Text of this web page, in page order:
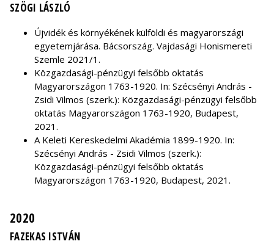
SZÖGI LÁSZLÓ
Újvidék és környékének külföldi és magyarországi
egyetemjárása. Bácsország. Vajdasági Honismereti
Szemle 2021/1.
Közgazdasági-pénzügyi felsőbb oktatás
Magyarországon 1763-1920. In: Szécsényi András -
Zsidi Vilmos (szerk.): Közgazdasági-pénzügyi felsőbb
oktatás Magyarországon 1763-1920, Budapest,
2021.
A Keleti Kereskedelmi Akadémia 1899-1920. In:
Szécsényi András - Zsidi Vilmos (szerk.):
Közgazdasági-pénzügyi felsőbb oktatás
Magyarországon 1763-1920, Budapest, 2021.
2020
FAZEKAS ISTVÁN